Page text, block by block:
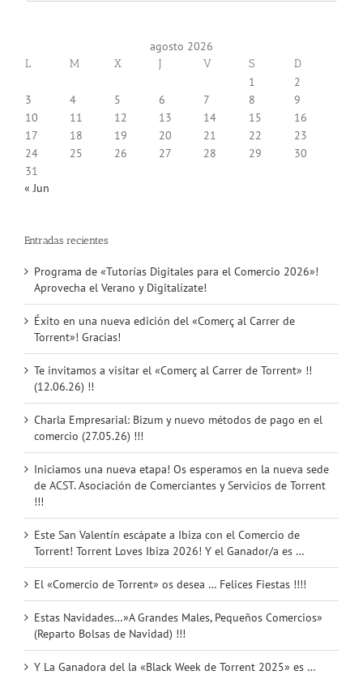
agosto 2026
L M X J V S D
1
2
3
4 5 6 7 8
9
10
11 12 13 14 15
16
17
18 19 20 21 22
23
24
25 26 27 28 29
30
31
« Jun
Entradas recientes
Programa de «Tutorías Digitales para el Comercio 2026»!
Aprovecha el Verano y Digitalízate!
Éxito en una nueva edición del «Comerç al Carrer de
Torrent»! Gracias!
Te invitamos a visitar el «Comerç al Carrer de Torrent» !!
(12.06.26) !!
Charla Empresarial: Bizum y nuevo métodos de pago en el
comercio (27.05.26) !!!
Iniciamos una nueva etapa! Os esperamos en la nueva sede
de ACST. Asociación de Comerciantes y Servicios de Torrent
!!!
Este San Valentín escápate a Ibiza con el Comercio de
Torrent! Torrent Loves Ibiza 2026! Y el Ganador/a es …
El «Comercio de Torrent» os desea … Felices Fiestas !!!!
Estas Navidades…»A Grandes Males, Pequeños Comercios»
(Reparto Bolsas de Navidad) !!!
Y La Ganadora del la «Black Week de Torrent 2025» es …